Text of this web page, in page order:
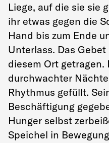
Liege, auf die sie sie
ihr etwas gegen die
Hand bis zum Ende
Unterlass. Das
diesem Ort getragen.
durchwachter
Rhythmus gefüllt.
Beschäftigung
Hunger selbst
Speichel in